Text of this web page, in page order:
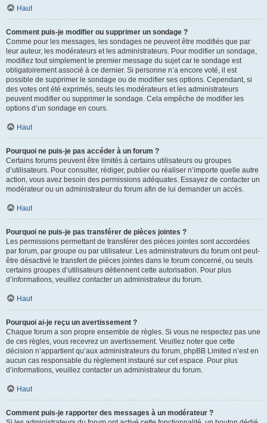
Haut
Comment puis-je modifier ou supprimer un sondage ?
Comme pour les messages, les sondages ne peuvent être modifiés que par
leur auteur, les modérateurs et les administrateurs. Pour modifier un sondage,
modifiez tout simplement le premier message du sujet car le sondage est
obligatoirement associé à ce dernier. Si personne n’a encore voté, il est
possible de supprimer le sondage ou de modifier ses options. Cependant, si
des votes ont été exprimés, seuls les modérateurs et les administrateurs
peuvent modifier ou supprimer le sondage. Cela empêche de modifier les
options d’un sondage en cours.
Haut
Pourquoi ne puis-je pas accéder à un forum ?
Certains forums peuvent être limités à certains utilisateurs ou groupes
d’utilisateurs. Pour consulter, rédiger, publier ou réaliser n’importe quelle autre
action, vous avez besoin des permissions adéquates. Essayez de contacter un
modérateur ou un administrateur du forum afin de lui demander un accès.
Haut
Pourquoi ne puis-je pas transférer de pièces jointes ?
Les permissions permettant de transférer des pièces jointes sont accordées
par forum, par groupe ou par utilisateur. Les administrateurs du forum ont peut-
être désactivé le transfert de pièces jointes dans le forum concerné, ou seuls
certains groupes d’utilisateurs détiennent cette autorisation. Pour plus
d’informations, veuillez contacter un administrateur du forum.
Haut
Pourquoi ai-je reçu un avertissement ?
Chaque forum a son propre ensemble de règles. Si vous ne respectez pas une
de ces règles, vous recevrez un avertissement. Veuillez noter que cette
décision n’appartient qu’aux administrateurs du forum, phpBB Limited n’est en
aucun cas responsable du règlement instauré sur cet espace. Pour plus
d’informations, veuillez contacter un administrateur du forum.
Haut
Comment puis-je rapporter des messages à un modérateur ?